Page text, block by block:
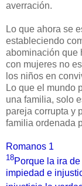
averración.
Lo que ahora se
estableciendo
abominación que
con mujeres no
los niños en
Lo que el mundo
una familia, solo
pareja corrupta y
familia ordenada
Romanos 1
18Porque la ira
impiedad e